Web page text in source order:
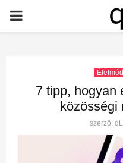
PRIMARY
Életmód
7 tipp, hogyan
közösségi
szerző: